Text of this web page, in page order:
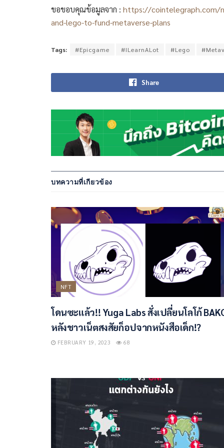
ขอขอบคุณข้อมูลจาก : https://cointelegraph.com/
and-lego-to-fund-metaverse-plans
Tags: #Epicgame #ILearnALot #Lego
Share
บทความที่เกียวข้อง
NFT
โดนซะแล้ว!! Yuga Labs สั่งเปลี่ยนโลโก้
หลังชาวเน็ตสงสัยก็อปจากหนังสือเด็ก!?
FEBRUARY 19, 2023 68